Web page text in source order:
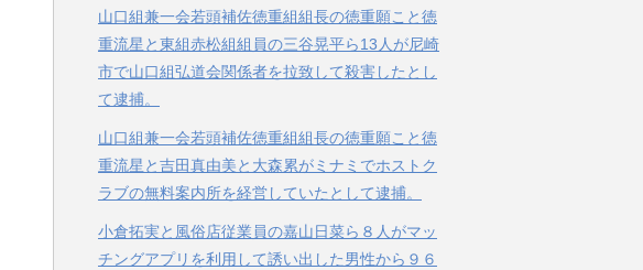
山口組兼一会若頭補佐徳重組組長の徳重願こと徳
重流星と東組赤松組組員の三谷晃平ら13人が尼崎
市で山口組弘道会関係者を拉致して殺害したとし
て逮捕。
山口組兼一会若頭補佐徳重組組長の徳重願こと徳
重流星と吉田真由美と大森累がミナミでホストク
ラブの無料案内所を経営していたとして逮捕。
小倉拓実と風俗店従業員の嘉山日菜ら８人がマッ
チングアプリを利用して誘い出した男性から９６